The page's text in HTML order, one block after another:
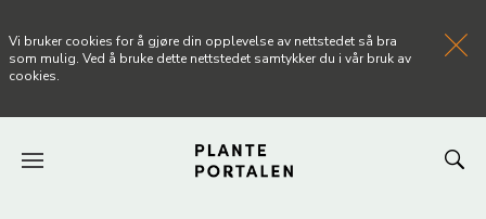
Vi bruker cookies for å gjøre din opplevelse av nettstedet så bra
som mulig. Ved å bruke dette nettstedet samtykker du i vår bruk av
cookies.